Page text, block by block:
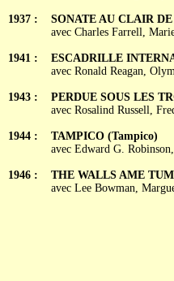
1937 :
1941 :
1943 :
1944 :
1946 :
SONATE AU CLAIR
avec Charles Farrell,
ESCADRILLE
avec Ronald Reagan,
PERDUE SOUS LES
avec Rosalind Russell,
TAMPICO (Tampico)
avec Edward G.
THE WALLS AME
avec Lee Bowman,